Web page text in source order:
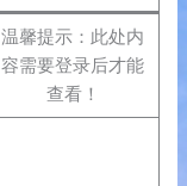
温馨提示：此处内
容需要登录后才能
查看！